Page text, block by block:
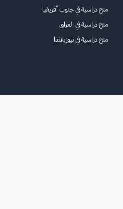
منح دراسية في جنوب أفريقيا
منح دراسية في العراق
منح دراسية في نيوزيلاندا